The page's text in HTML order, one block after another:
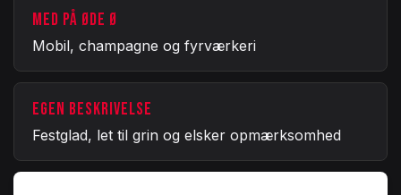
MED PÅ ØDE Ø
Mobil, champagne og fyrværkeri
EGEN BESKRIVELSE
Festglad, let til grin og elsker opmærksomhed